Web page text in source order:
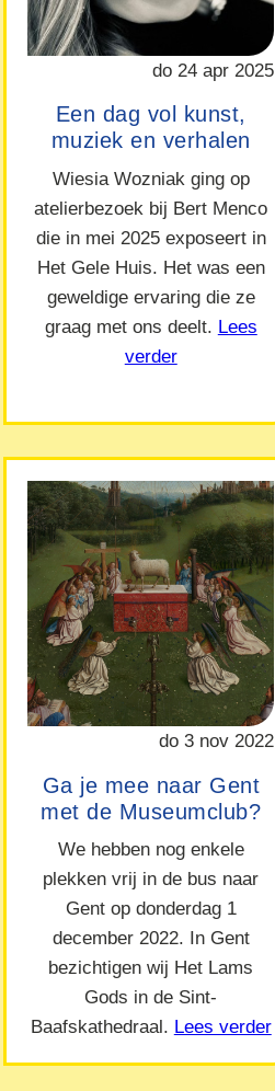
do 24 apr 2025
Een dag vol kunst,
muziek en verhalen
Wiesia Wozniak ging op
atelierbezoek bij Bert Menco
die in mei 2025 exposeert in
Het Gele Huis. Het was een
geweldige ervaring die ze
graag met ons deelt. Lees
verder
do 3 nov 2022
Ga je mee naar Gent
met de Museumclub?
We hebben nog enkele
plekken vrij in de bus naar
Gent op donderdag 1
december 2022. In Gent
bezichtigen wij Het Lams
Gods in de Sint-
Baafskathedraal. Lees verder